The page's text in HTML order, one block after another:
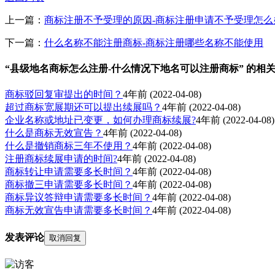
上一篇： 商标注册不予受理的原因-商标注册申请不予受理怎么
下一篇： 什么名称不能注册商标-商标注册哪些名称不能使用
“县级地名商标怎么注册-什么情况下地名可以注册商标” 的相
商标驳回复审提出的时间？ 4年前 (2022-04-08)
超过商标宽展期还可以提出续展吗？ 4年前 (2022-04-08)
企业名称或地址已变更，如何办理商标续展?4年前 (2022-04-08)
什么是商标无效宣告？ 4年前 (2022-04-08)
什么是撤销商标三年不使用？ 4年前 (2022-04-08)
注册商标续展申请的时间?4年前 (2022-04-08)
商标转让申请需要多长时间？ 4年前 (2022-04-08)
商标撤三申请需要多长时间？ 4年前 (2022-04-08)
商标异议答辩申请需要多长时间？ 4年前 (2022-04-08)
商标无效宣告申请需要多长时间？ 4年前 (2022-04-08)
发表评论 取消回复